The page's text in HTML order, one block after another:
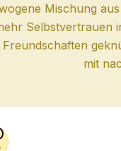
Rica
Mischung
Selbstvertrauen
mit